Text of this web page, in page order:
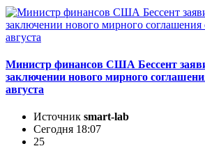
Министр финансов США Бессент
заключении нового мирного
августа
Источник smart-lab
Сегодня 18:07
25